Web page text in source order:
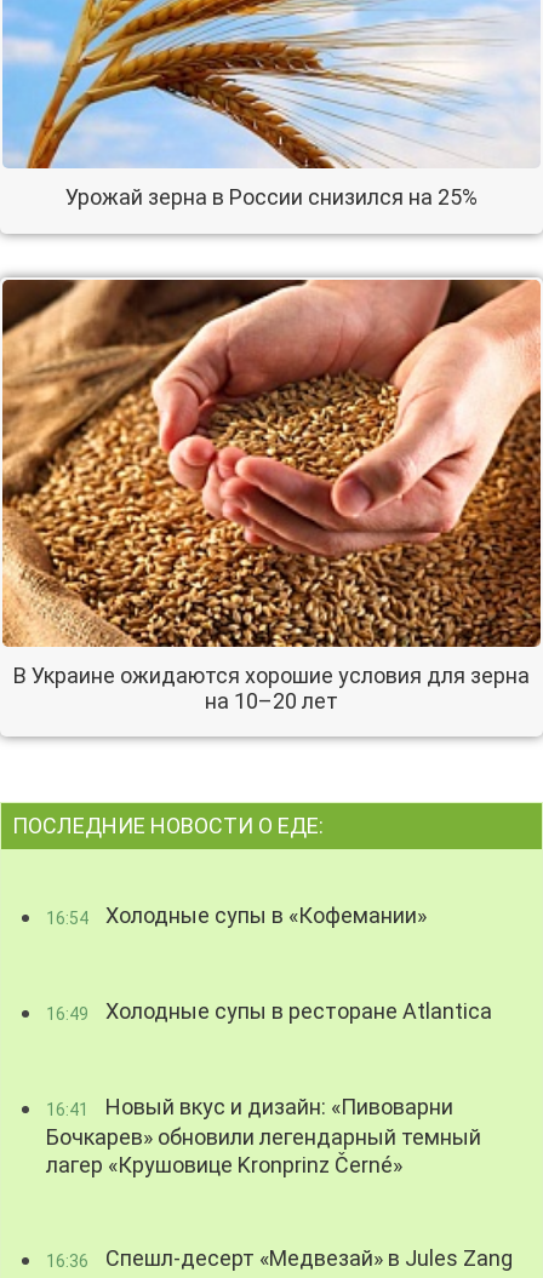
Урожай зерна в России снизился на 25%
В Украине ожидаются хорошие условия для зерна
на 10–20 лет
ПОСЛЕДНИЕ НОВОСТИ О ЕДЕ:
16:54 Холодные супы в «Кофемании»
16:49 Холодные супы в ресторане Atlantica
16:41
Новый вкус и дизайн: «Пивоварни
Бочкарев» обновили легендарный темный
лагер «Крушовице Kronprinz Černé»
16:36 Спешл-десерт «Медвезай» в Jules Zang